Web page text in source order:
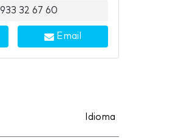
32 67 60
Email
Idioma